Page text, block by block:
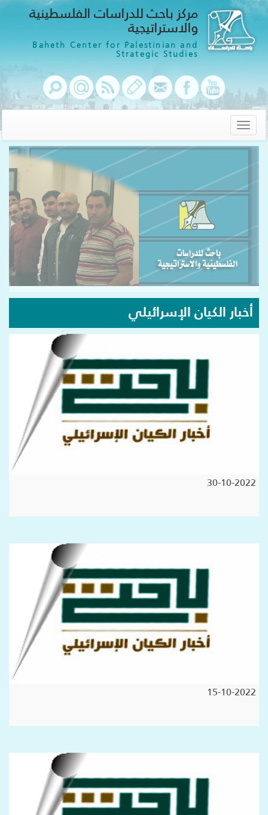
مركز باحث للدراسات الفلسطينية
والاستراتيجية
Baheth Center for Palestinian and
Strategic Studies
Toggle
navigation
أخبار الكيان الإسرائيلي
30-10-2022
15-10-2022